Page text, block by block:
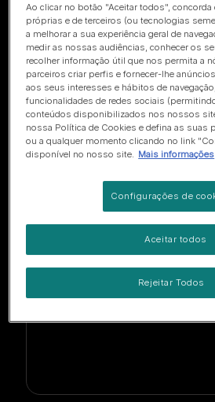
Ferramenta de Sugestão
Poderá um suplemento melhorar
animal de
Encontre o
descobrir
Ao clicar no botão "Aceitar todos",
próprias e de terceiros (ou tecnologias
a melhorar a sua experiência geral de
medir as nossas audiências, conhecer os
recolher informação útil que nos permita a
parceiros criar perfis e fornecer-lhe
aos seus interesses e hábitos de
funcionalidades de redes sociais
conteúdos disponibilizados nos nossos
nossa Política de Cookies e defina as suas
ou a qualquer momento clicando no link
disponível no nosso site. Mais informações
Configurações de
Rejeitar Todos
Aceitar todos